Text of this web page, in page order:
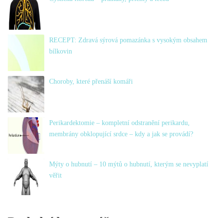
RECEPT: Zdravá sýrová pomazánka s vysokým obsahem
bílkovin
Choroby, které přenáší komáři
Perikardektomie – kompletní odstranění perikardu,
membrány obklopující srdce – kdy a jak se provádí?
Mýty o hubnutí – 10 mýtů o hubnutí, kterým se nevyplatí
věřit